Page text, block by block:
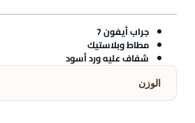
جراب أيفون 7
مطاط وبلاستيك
شفاف عليه ورد أسود
الوزن